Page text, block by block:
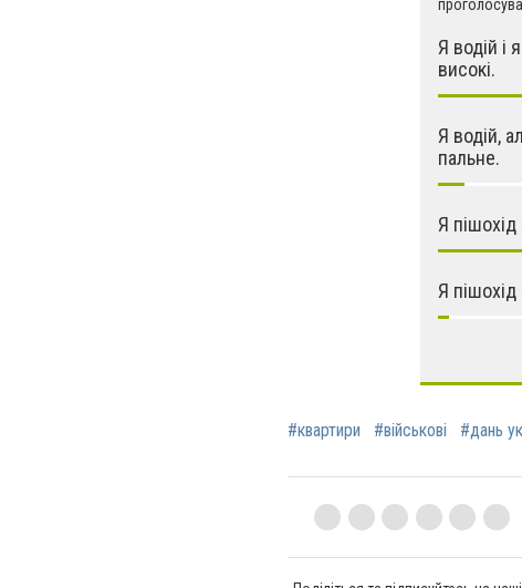
Я водій і
високі.
Я водій,
пальне.
Я
Я
#квартири #військові #дань